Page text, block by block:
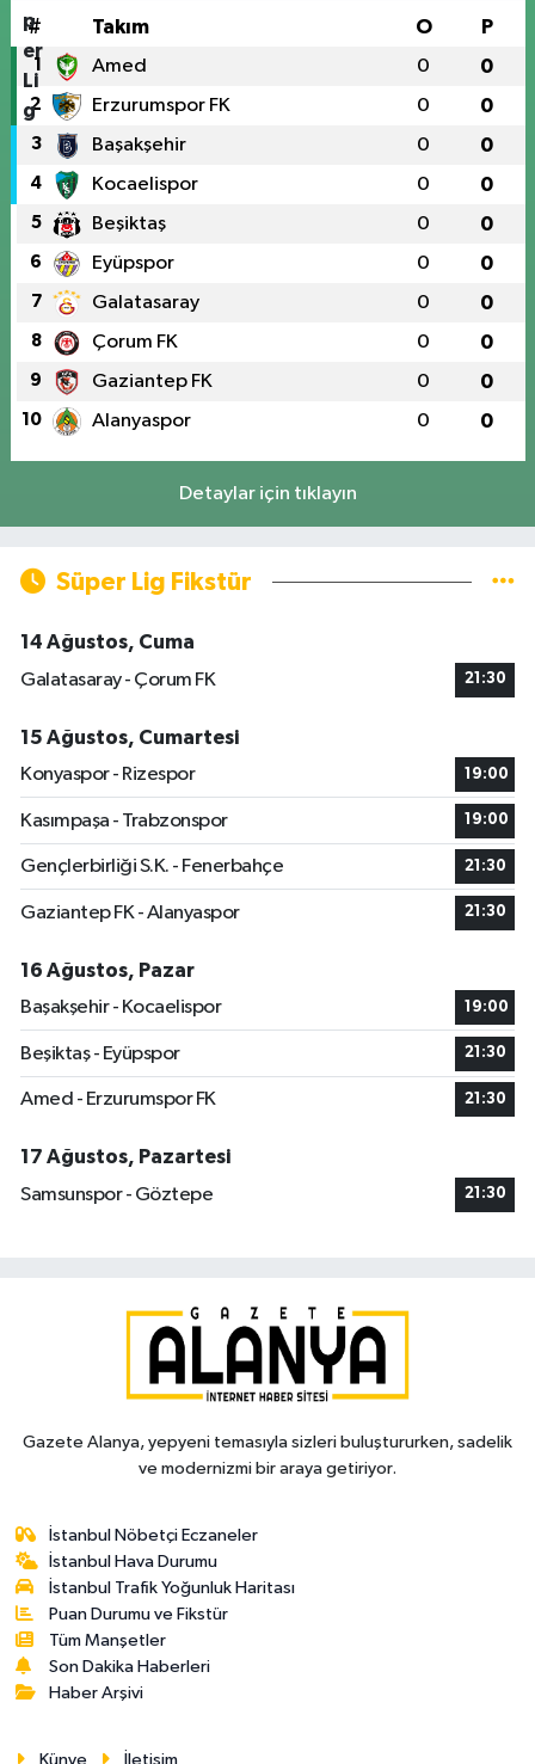
# Takım O P
1 Amed 0 0
2 Erzurumspor FK 0 0
3 Başakşehir 0 0
4 Kocaelispor 0 0
5 Beşiktaş 0 0
6 Eyüpspor 0 0
7 Galatasaray 0 0
8 Çorum FK 0 0
9 Gaziantep FK 0 0
10 Alanyaspor 0 0
Detaylar için tıklayın
Süper Lig Fikstür
14 Ağustos, Cuma
Galatasaray - Çorum FK
21:30
15 Ağustos, Cumartesi
Konyaspor - Rizespor
19:00
Kasımpaşa - Trabzonspor 19:00
Gençlerbirliği S.K. - Fenerbahçe 21:30
Gaziantep FK - Alanyaspor 21:30
16 Ağustos, Pazar
Başakşehir - Kocaelispor
19:00
Beşiktaş - Eyüpspor 21:30
Amed - Erzurumspor FK 21:30
17 Ağustos, Pazartesi
Samsunspor - Göztepe
21:30
Gazete Alanya, yepyeni temasıyla sizleri buluştururken, sadelik
ve modernizmi bir araya getiriyor.
İstanbul Nöbetçi Eczaneler
İstanbul Hava Durumu
İstanbul Trafik Yoğunluk Haritası
Puan Durumu ve Fikstür
Tüm Manşetler
Son Dakika Haberleri
Haber Arşivi
Künye İletişim